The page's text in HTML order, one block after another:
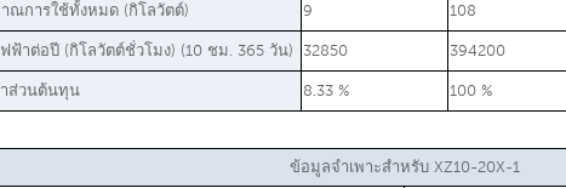
ณการใช้ทั้งหมด (กิโลวัตต์) 9 108
ฟ้าต่อปี (กิโลวัตต์ชั่วโมง) (10 ชม. 365 วัน) 32850 394200
ส่วนต้นทุน 8.33 % 100 %
ข้อมูลจำเพาะสำหรับ XZ10-20X-1